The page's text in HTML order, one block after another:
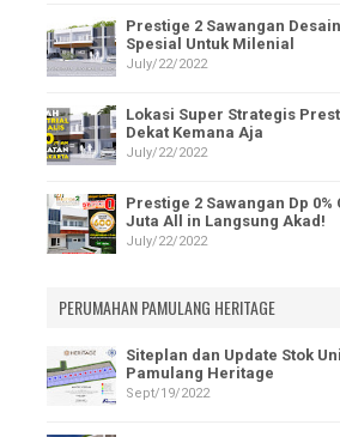
Prestige 2 Sawangan
Spesial Untuk Milenial
July/22/2022
Lokasi Super Strategis
Dekat Kemana Aja
July/22/2022
Prestige 2 Sawangan Dp 0%
Juta All in Langsung Akad!
July/22/2022
PERUMAHAN PAMULANG HERITAGE
Siteplan dan Update Stok
Pamulang Heritage
Sept/19/2022